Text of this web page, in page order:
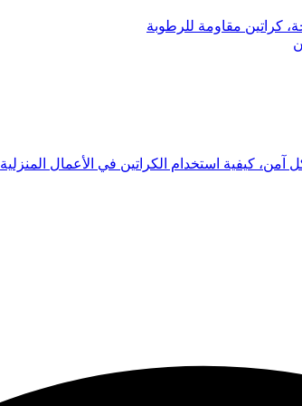
كراتين مقاومة للرطوبة
آمن، كيفية استخدام الكراتين في الأعمال المنزلية